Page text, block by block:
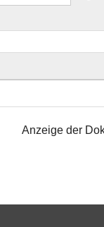
Anzeige der